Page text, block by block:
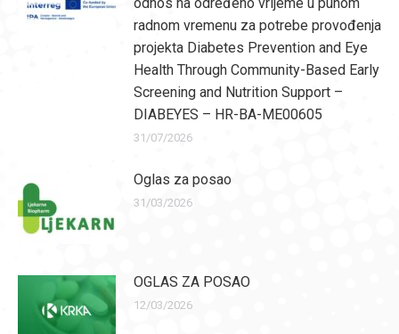
radnom vremenu za potrebe provođenja
projekta Diabetes Prevention and Eye
Health Through Community-Based Early
Screening and Nutrition Support –
DIABEYES – HR-BA-ME00605
31/07/2026
Oglas za posao
31/03/2026
OGLAS ZA POSAO
12/03/2026